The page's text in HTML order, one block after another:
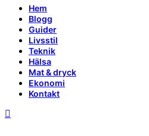
Hem
Blogg
Guider
Livsstil
Teknik
Hälsa
Mat & dryck
Ekonomi
Kontakt